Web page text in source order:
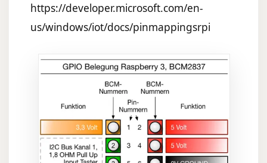
https://developer.microsoft.com/en-
us/windows/iot/docs/pinmappingsrpi